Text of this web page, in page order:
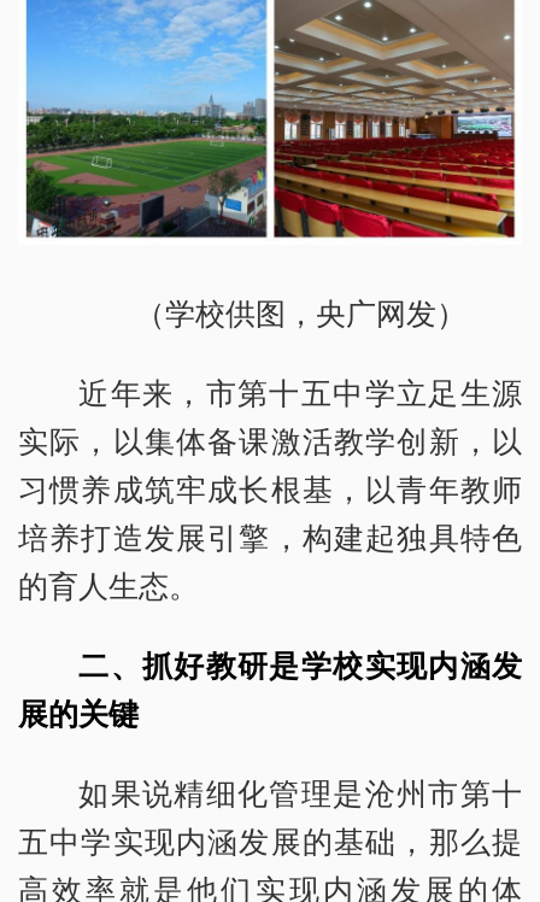
（学校供图，央广网发）
近年来，市第十五中学立足生源
实际，以集体备课激活教学创新，以
习惯养成筑牢成长根基，以青年教师
培养打造发展引擎，构建起独具特色
的育人生态。
二、抓好教研是学校实现内涵发
展的关键
如果说精细化管理是沧州市第十
五中学实现内涵发展的基础，那么提
高效率就是他们实现内涵发展的体